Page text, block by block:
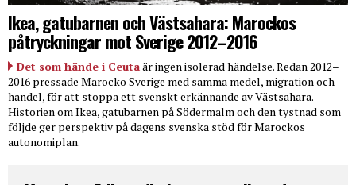
Ikea, gatubarnen och Västsahara: Marockos
påtryckningar mot Sverige 2012–2016
Det som hände i Ceutaär ingen isolerad händelse. Redan 2012–
2016 pressade Marocko Sverige med samma medel, migration och
handel, för att stoppa ett svenskt erkännande av Västsahara.
Historien om Ikea, gatubarnen på Södermalm och den tystnad som
följde ger perspektiv på dagens svenska stöd för Marockos
autonomiplan.